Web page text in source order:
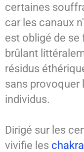
certaines
car les canaux
est obligé de se
brûlant
résidus
sans provoquer
individus.
Dirigé sur les
vivifie les